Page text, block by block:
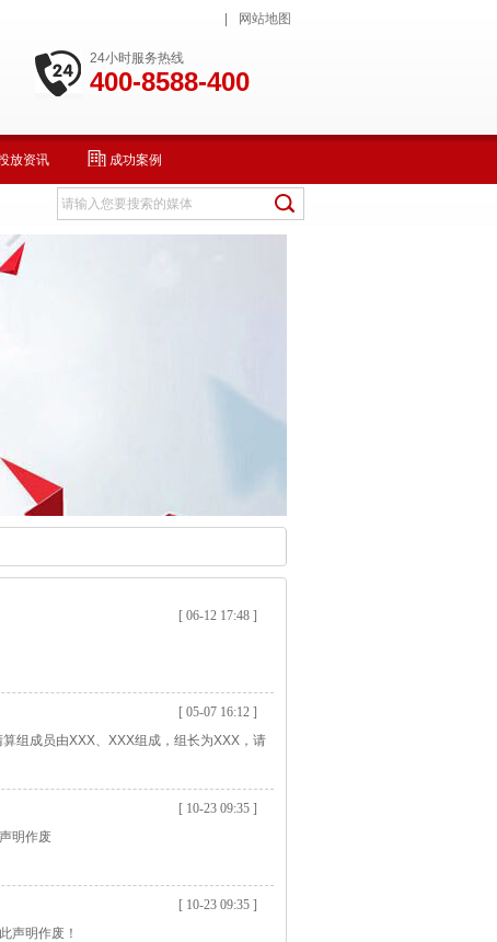
网站地图
24小时服务热线
400-8588-400
放资讯 成功案例
[ 06-12 17:48 ]
[ 05-07 16:12 ]
组成员由XXX、XXX组成，组长为XXX，请
[ 10-23 09:35 ]
明作废
[ 10-23 09:35 ]
声明作废！